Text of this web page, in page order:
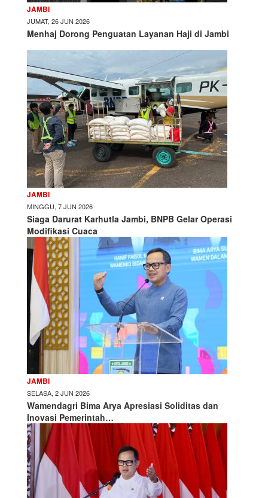
JAMBI
JUMAT, 26 JUN 2026
Menhaj Dorong Penguatan Layanan Haji di Jambi
JAMBI
MINGGU, 7 JUN 2026
Siaga Darurat Karhutla Jambi, BNPB Gelar Operasi
Modifikasi Cuaca
JAMBI
SELASA, 2 JUN 2026
Wamendagri Bima Arya Apresiasi Soliditas dan
Inovasi Pemerintah…